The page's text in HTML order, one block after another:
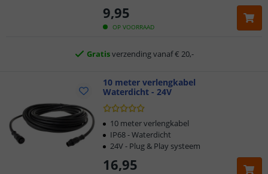
OP VOORRAAD
9,95
2 jaar garantie
10 meter verlengkabel
Waterdicht - 24V
16,95
10 meter verlengkabel
IP68 - Waterdicht
24V - Plug & Play systeem